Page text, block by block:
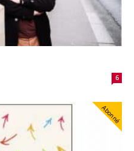
6
Abonné